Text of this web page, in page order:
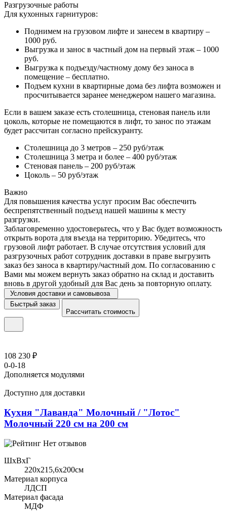
Разгрузочные работы
Для кухонных гарнитуров:
Поднимем на грузовом лифте и занесем в квартиру –
1000 руб.
Выгрузка и занос в частный дом на первый этаж – 1000
руб.
Выгрузка к подъезду/частному дому без заноса в
помещение – бесплатно.
Подъем кухни в квартирные дома без лифта возможен и
просчитывается заранее менеджером нашего магазина.
Если в вашем заказе есть столешница, стеновая панель или
цоколь, которые не помещаются в лифт, то занос по этажам
будет рассчитан согласно прейскуранту.
Столешница до 3 метров – 250 руб/этаж
Столешница 3 метра и более – 400 руб/этаж
Стеновая панель – 200 руб/этаж
Цоколь – 50 руб/этаж
Важно
Для повышения качества услуг просим Вас обеспечить
беспрепятственный подъезд нашей машины к месту
разгрузки.
Заблаговременно удостоверьтесь, что у Вас будет возможность
открыть ворота для въезда на территорию. Убедитесь, что
грузовой лифт работает. В случае отсутствия условий для
разгрузочных работ сотрудник доставки в праве выгрузить
заказ без заноса в квартиру/частный дом. По согласованию с
Вами мы можем вернуть заказ обратно на склад и доставить
вновь в другой удобный для Вас день за повторную оплату.
Условия доставки и самовывоза
Быстрый заказ
Рассчитать стоимость
108 230 ₽
0-0-18
Дополняется модулями
Доступно для доставки
Кухня "Лаванда" Молочный / "Лотос"
Молочный 220 см на 200 см
Нет отзывов
ШхВхГ
220x215,6х200см
Материал корпуса
ЛДСП
Материал фасада
МДФ